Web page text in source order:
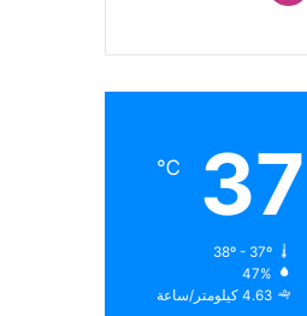
37
℃
38º - 37º
47%
4.63 كيلومتر/ساعة